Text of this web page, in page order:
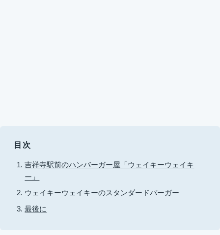
目次
吉祥寺駅前のハンバーガー屋「ウェイキーウェイキ
ー」
ウェイキーウェイキーのスタンダードバーガー
最後に